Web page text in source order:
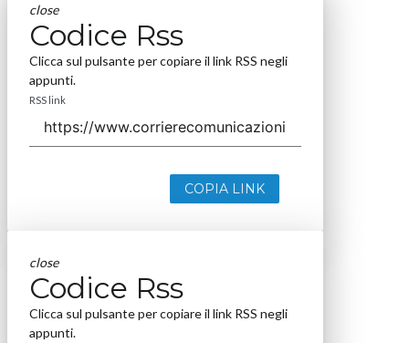
close
Codice Rss
Clicca sul pulsante per copiare il link RSS negli
appunti.
RSS link
COPIA LINK
close
Codice Rss
Clicca sul pulsante per copiare il link RSS negli
appunti.